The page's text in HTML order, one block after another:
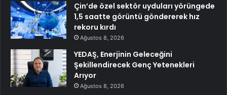
Çin’de özel sektör uyduları yörüngede
1,5 saatte görüntü göndererek hız
rekoru kırdı
Ağustos 8, 2026
YEDAŞ, Enerjinin Geleceğini
Şekillendirecek Genç Yetenekleri
Arıyor
Ağustos 8, 2026